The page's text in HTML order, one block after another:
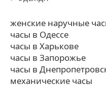
женские наручные
часы в Одессе
часы в Харькове
часы в Запорожье
часы в
механические часы